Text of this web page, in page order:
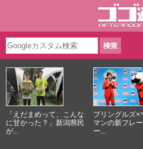
「えだまめって、こんな
に甘かった？」新潟県民
が...
プリングルズ×
マンの新フレ
ー...